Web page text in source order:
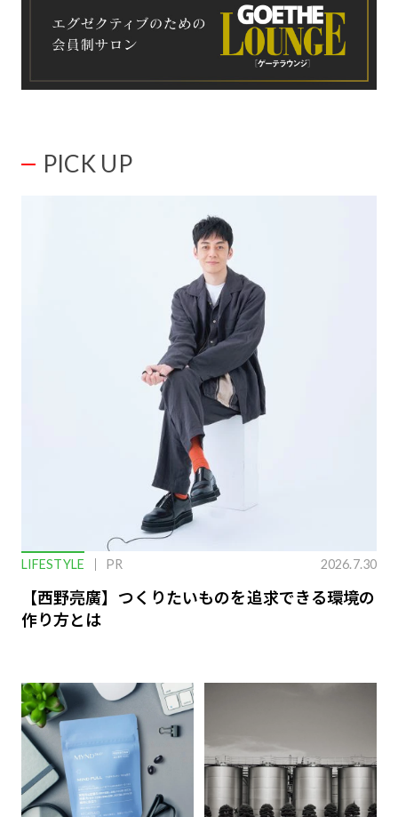
PICK UP
LIFESTYLE PR 2026.7.30
【西野亮廣】つくりたいものを追求できる環境の
作り方とは